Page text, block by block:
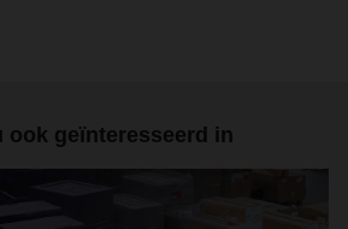
ook geïnteresseerd in